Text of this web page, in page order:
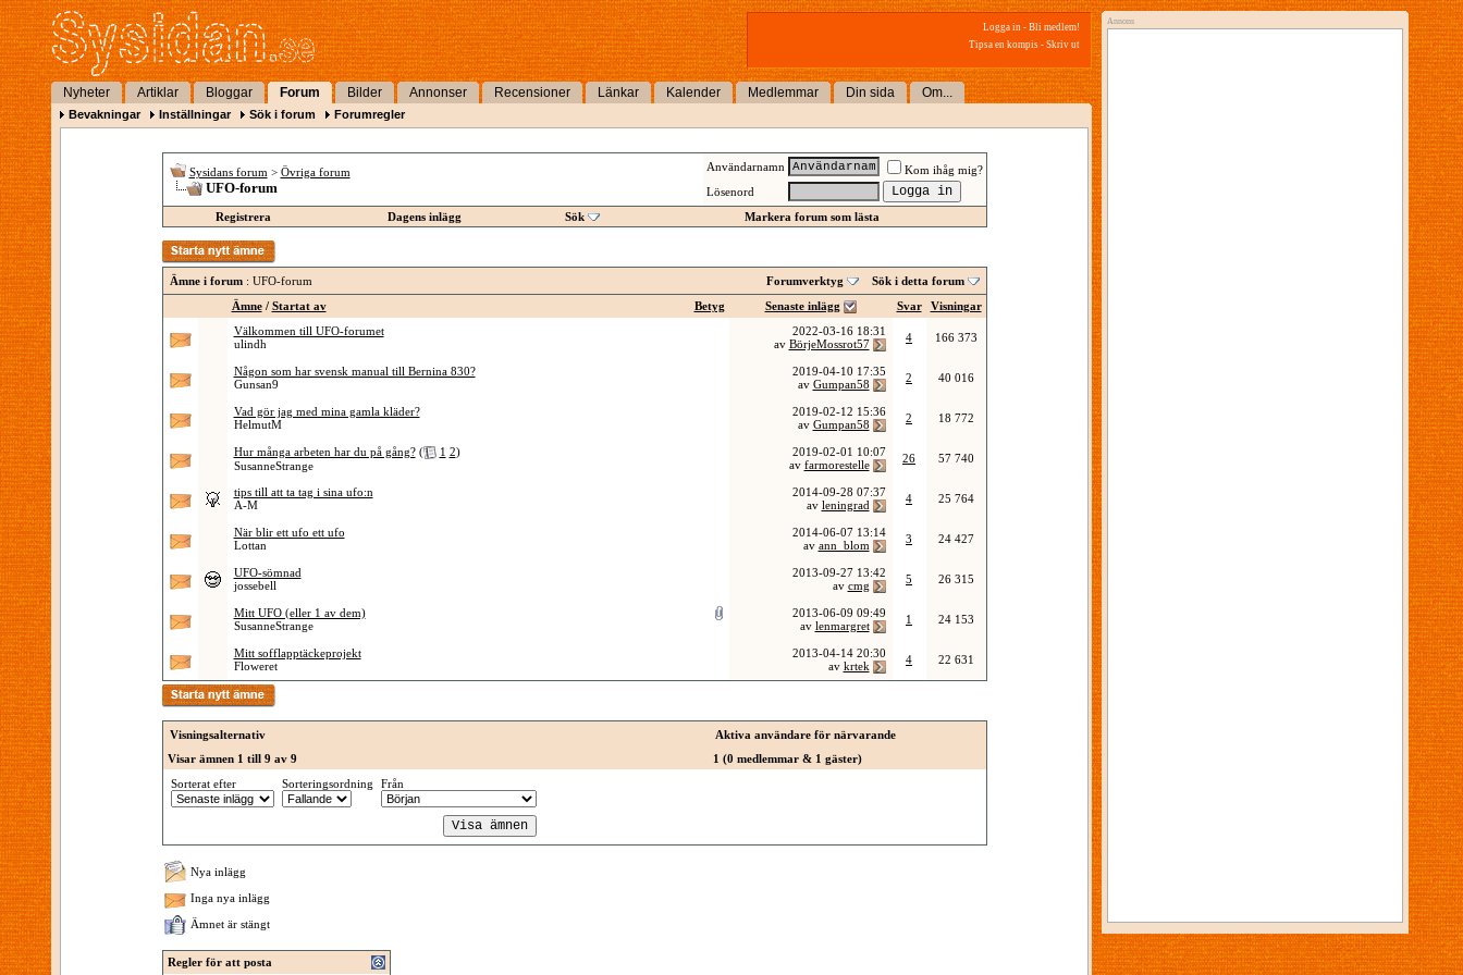
Logga in - Bli medlem!
Tipsa en kompis - Skriv ut
Nyheter Artiklar Bloggar Forum Bilder Annonser Recensioner Länkar Kalender Medlemmar Din sida Om...
Bevakningar Inställningar Sök i forum Forumregler
Sysidans forum > Övriga forum
UFO-forum
Användarnamn
Kom ihåg mig?
Lösenord
Registrera
Dagens inlägg Sök Markera forum som lästa
Ämne i forum: UFO-forum Forumverktyg
Sök i detta forum
Betyg
Ämne/ Startat av Senaste inlägg Svar
Visningar
Välkommen till UFO-forumet
ulindh
2022-03-16 18:31
av BörjeMossrot57 4 166 373
Någon som har svensk manual till Bernina 830?
Gunsan9
2019-04-10 17:35
av Gumpan58 2 40 016
Vad gör jag med mina gamla kläder?
HelmutM
2019-02-12 15:36
av Gumpan58 2 18 772
Hur många arbeten har du på gång? ( 1 2)
SusanneStrange
2019-02-01 10:07
av farmorestelle 26 57 740
tips till att ta tag i sina ufo:n
A-M
2014-09-28 07:37
av leningrad 4 25 764
När blir ett ufo ett ufo
Lottan
2014-06-07 13:14
av ann_blom 3 24 427
UFO-sömnad
jossebell
2013-09-27 13:42
av cmg 5 26 315
Mitt UFO (eller 1 av dem)
SusanneStrange
2013-06-09 09:49
av lenmargret 1 24 153
Mitt sofflapptäckeprojekt
Floweret
2013-04-14 20:30
av krtek 4 22 631
Visningsalternativ
Aktiva användare för närvarande
Visar ämnen 1 till 9 av 9
1 (0 medlemmar & 1 gäster)
Sorterat efter
Sorteringsordning Från
Nya inlägg
Inga nya inlägg
Ämnet är stängt
Regler för att posta
Annons